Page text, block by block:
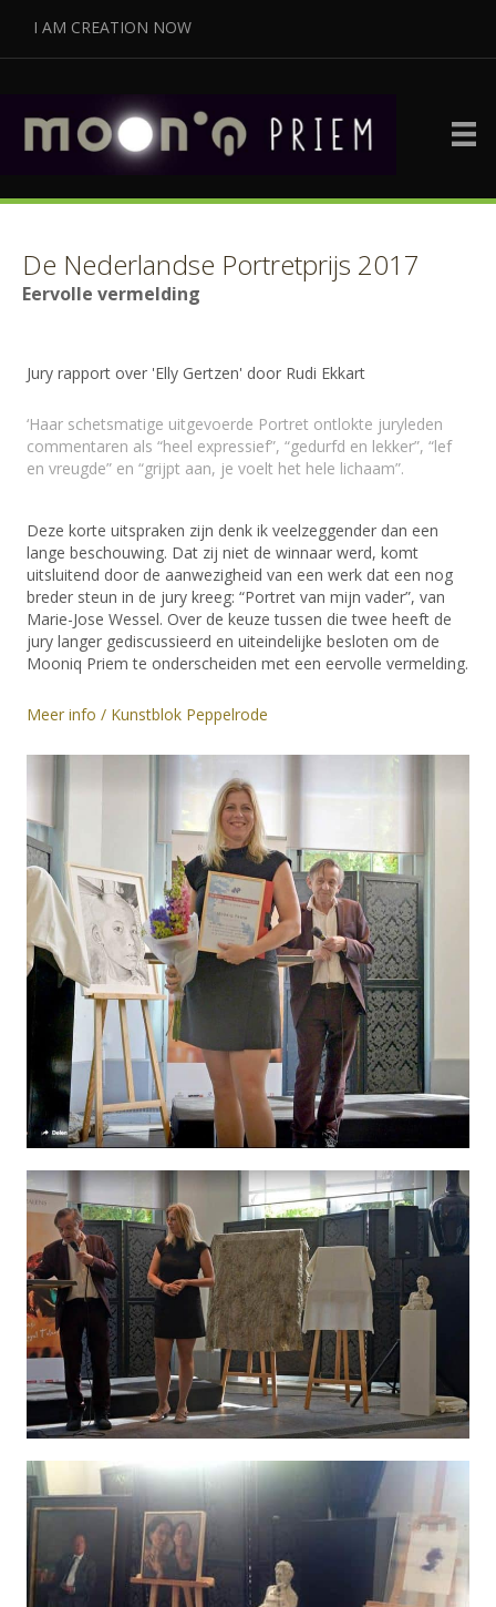
I AM CREATION NOW
​De Nederlandse ​Portretprijs 2017
Eervolle vermelding
Jury rapport over 'Elly Gertzen' door Rudi Ekkart
‘Haar schetsmatige uitgevoerde Portret ontlokte juryleden
commentaren als “heel expressief”, “gedurfd en lekker”, “lef
en vreugde” en “grijpt aan, je voelt het hele lichaam”.
Deze korte uitspraken zijn denk ik veelzeggender dan een
lange beschouwing. Dat zij niet de winnaar werd, komt
uitsluitend door de aanwezigheid van een werk dat een nog
breder steun in de jury kreeg: “Portret van mijn vader”, van
Marie-Jose Wessel. Over de keuze tussen die twee heeft de
jury langer gediscussieerd en uiteindelijke besloten om de
Mooniq Priem te onderscheiden met een eervolle vermelding.
Meer info / Kunstblok Peppelrode